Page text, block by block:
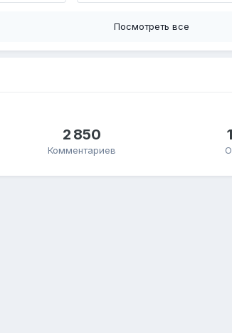
Посмотреть все
2 850
Комментариев